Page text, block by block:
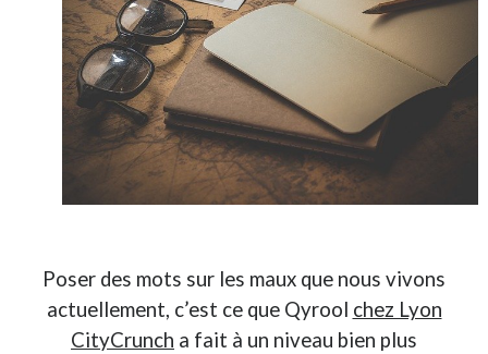
Derniers Commentaires
Entretien ménagerdans
T’as vu quoi ? #52
C’était pas mieux avant… à Lyon
dansComment j’ai opéré ma vélorution toute personnelle
Anthony
Comment j’ai opéré ma vélorution toute personnelle
Comment j’ai opéré ma vélorution toute
Commentaires récents
Entretien ménagerdansT’as vu quoi ? #52
Poser des mots sur les maux que nous vivons
actuellement, c’est ce que Qyrool chez Lyon
CityCrunch a fait à un niveau bien plus